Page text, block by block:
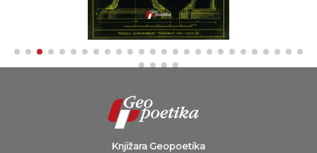
Knjižara Geopoetika